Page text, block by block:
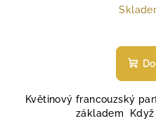
cena:
Květinový francouzský
základem Když